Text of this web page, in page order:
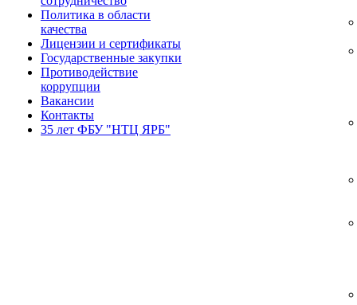
Политика в области
качества
Лицензии и сертификаты
Государственные закупки
Противодействие
коррупции
Вакансии
Контакты
35 лет ФБУ "НТЦ ЯРБ"